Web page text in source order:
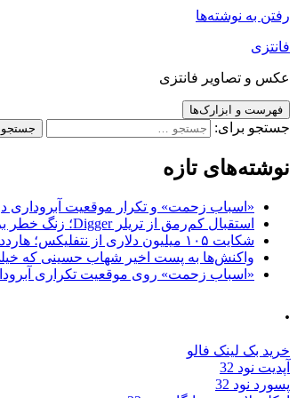
رفتن به نوشته‌ها
فانتزی
عکس و تصاویر فانتزی
فهرست و ابزارک‌ها
جستجو برای:
نوشته‌های تازه
«اسباب زحمت» و تکرار موقعیت آبروداری در
استقبال کم‌رمق از تریلر Digger؛ زنگ خطر برای فیلم جدید تام کروز و برادران وارنر
شکایت ۱۰۵ میلیون دلاری از نتفلیکس؛ هارددیسک حاوی فیلم جدید نیکلاس کیج به سرقت رفت
واکنش‌ها به پست اخیر شهاب حسینی که
«اسباب زحمت» روی موقعیت تکراری آبروداری در
.
خرید بک لینک فالو
آپدیت نود 32
پسورد نود 32